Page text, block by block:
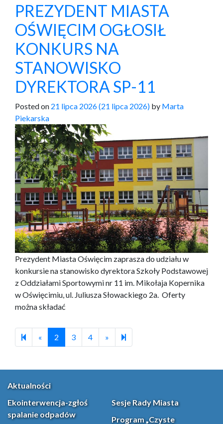
PREZYDENT MIASTA
OŚWIĘCIM OGŁOSIŁ
KONKURS NA
STANOWISKO
DYREKTORA SP-11
Posted on 21 lipca 2026(21 lipca 2026) by Marta
Piekarska
Prezydent Miasta Oświęcim zaprasza do udziału w
konkursie na stanowisko dyrektora Szkoły Podstawowej
z Oddziałami Sportowymi nr 11 im. Mikołaja Kopernika
w Oświęcimiu, ul. Juliusza Słowackiego 2a. Oferty
można składać
« Previous page
2 3 4 » Next page
277
Aktualności
Ekointerwencja-zgłoś
spalanie odpadów
Sesje Rady Miasta
Program „Czyste